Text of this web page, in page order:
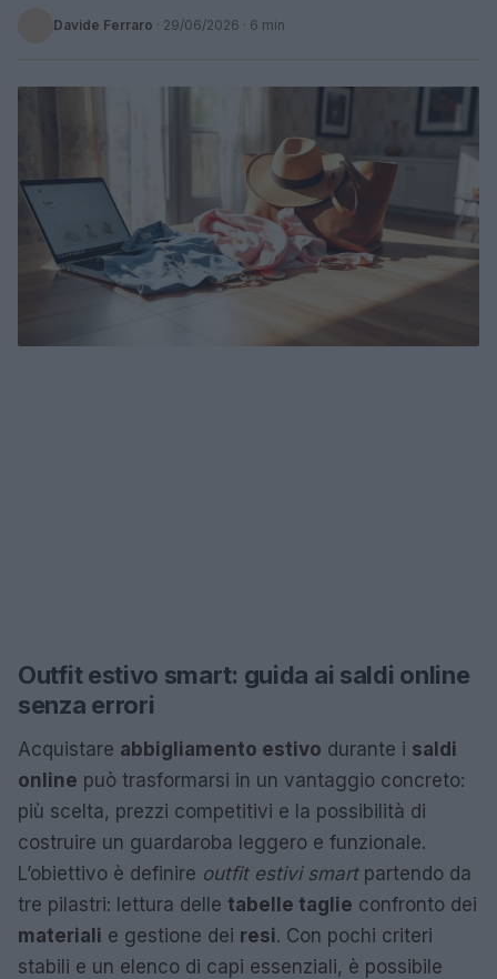
Davide Ferraro · 29/06/2026 · 6 min
Outfit estivo smart: guida ai saldi online
senza errori
Acquistare abbigliamento estivo durante i saldi
online può trasformarsi in un vantaggio concreto:
più scelta, prezzi competitivi e la possibilità di
costruire un guardaroba leggero e funzionale.
L’obiettivo è definire outfit estivi smartpartendo da
tre pilastri: lettura delle tabelle taglie confronto dei
materiali e gestione dei resi. Con pochi criteri
stabili e un elenco di capi essenziali, è possibile